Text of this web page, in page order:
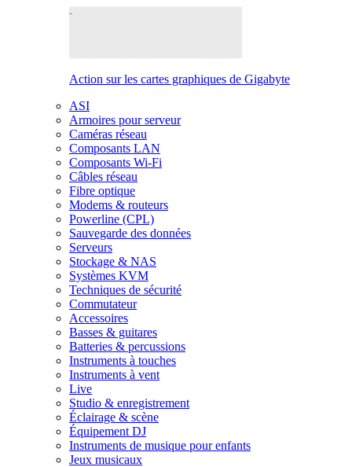
Action sur les cartes graphiques de Gigabyte
ASI
Armoires pour serveur
Caméras réseau
Composants LAN
Composants Wi-Fi
Câbles réseau
Fibre optique
Modems & routeurs
Powerline (CPL)
Sauvegarde des données
Serveurs
Stockage & NAS
Systèmes KVM
Techniques de sécurité
Commutateur
Accessoires
Basses & guitares
Batteries & percussions
Instruments à touches
Instruments à vent
Live
Studio & enregistrement
Éclairage & scène
Équipement DJ
Instruments de musique pour enfants
Jeux musicaux